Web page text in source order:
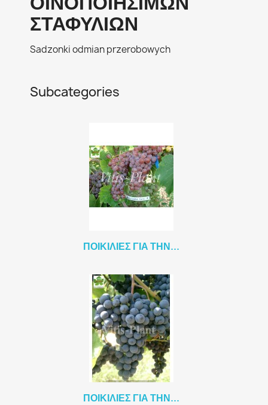
ΣΤΑΦΥΛΙΏΝ
Sadzonki odmian przerobowych
Subcategories
ΠΟΙΚΙΛΊΕΣ ΓΙΑ ΤΗΝ...
ΠΟΙΚΙΛΊΕΣ ΓΙΑ ΤΗΝ...